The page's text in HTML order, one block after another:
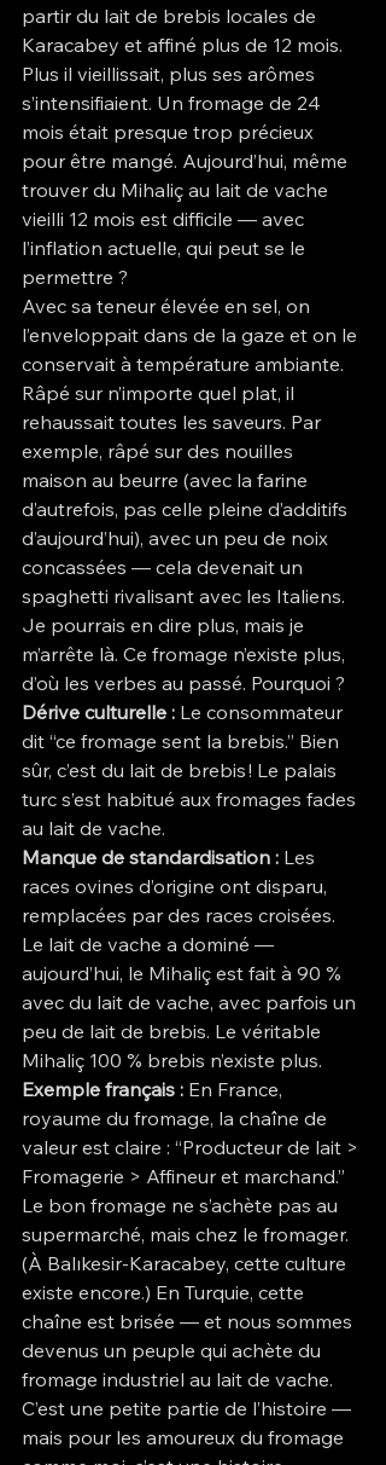
partir du lait de brebis locales de
Karacabey et affiné plus de 12 mois.
Plus il vieillissait, plus ses arômes
s’intensifiaient. Un fromage de 24
mois était presque trop précieux
pour être mangé. Aujourd’hui, même
trouver du Mihaliç au lait de vache
vieilli 12 mois est difficile — avec
l’inflation actuelle, qui peut se le
permettre ?
Avec sa teneur élevée en sel, on
l’enveloppait dans de la gaze et on le
conservait à température ambiante.
Râpé sur n’importe quel plat, il
rehaussait toutes les saveurs. Par
exemple, râpé sur des nouilles
maison au beurre (avec la farine
d’autrefois, pas celle pleine d’additifs
d’aujourd’hui), avec un peu de noix
concassées — cela devenait un
spaghetti rivalisant avec les Italiens.
Je pourrais en dire plus, mais je
m’arrête là. Ce fromage n’existe plus,
d’où les verbes au passé. Pourquoi ?
Dérive culturelle : Le consommateur
dit “ce fromage sent la brebis.” Bien
sûr, c’est du lait de brebis ! Le palais
turc s’est habitué aux fromages fades
au lait de vache.
Manque de standardisation : Les
races ovines d’origine ont disparu,
remplacées par des races croisées.
Le lait de vache a dominé —
aujourd’hui, le Mihaliç est fait à 90 %
avec du lait de vache, avec parfois un
peu de lait de brebis. Le véritable
Mihaliç 100 % brebis n’existe plus.
Exemple français : En France,
royaume du fromage, la chaîne de
valeur est claire : “Producteur de lait >
Fromagerie > Affineur et marchand.”
Le bon fromage ne s’achète pas au
supermarché, mais chez le fromager.
(À Balıkesir-Karacabey, cette culture
existe encore.) En Turquie, cette
chaîne est brisée — et nous sommes
devenus un peuple qui achète du
fromage industriel au lait de vache.
C’est une petite partie de l’histoire —
mais pour les amoureux du fromage